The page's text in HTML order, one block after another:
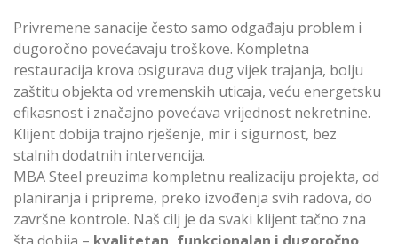
Privremene sanacije često samo odgađaju problem i
dugoročno povećavaju troškove. Kompletna
restauracija krova osigurava dug vijek trajanja, bolju
zaštitu objekta od vremenskih uticaja, veću energetsku
efikasnost i značajno povećava vrijednost nekretnine.
Klijent dobija trajno rješenje, mir i sigurnost, bez
stalnih dodatnih intervencija.
MBA Steel preuzima kompletnu realizaciju projekta, od
planiranja i pripreme, preko izvođenja svih radova, do
završne kontrole. Naš cilj je da svaki klijent tačno zna